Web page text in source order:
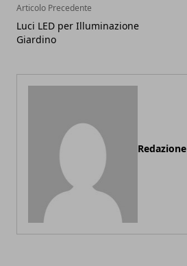
Articolo Precedente
Luci LED per Illuminazione
Giardino
Redazione